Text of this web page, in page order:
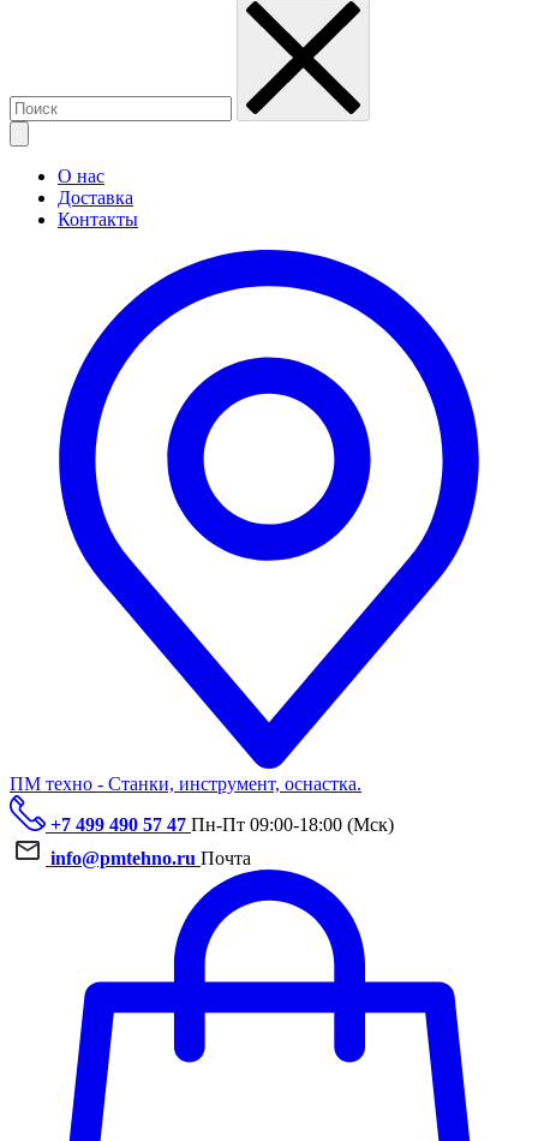
О нас
Доставка
Контакты
ПМ техно - Станки, инструмент, оснастка.
+7 499 490 57 47 Пн-Пт 09:00-18:00 (Мск)
info@pmtehno.ru Почта